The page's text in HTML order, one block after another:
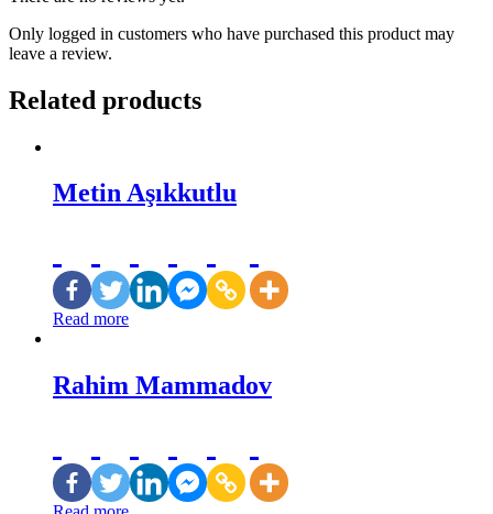
Only logged in customers who have purchased this product may
leave a review.
Related products
Metin Aşıkkutlu
Read more
Rahim Mammadov